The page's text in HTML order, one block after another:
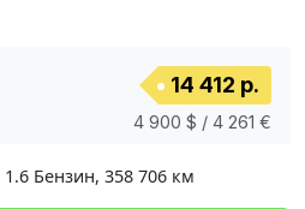
14 412 р.
4 900 $ / 4 261 €
1.6 Бензин, 358 706 км